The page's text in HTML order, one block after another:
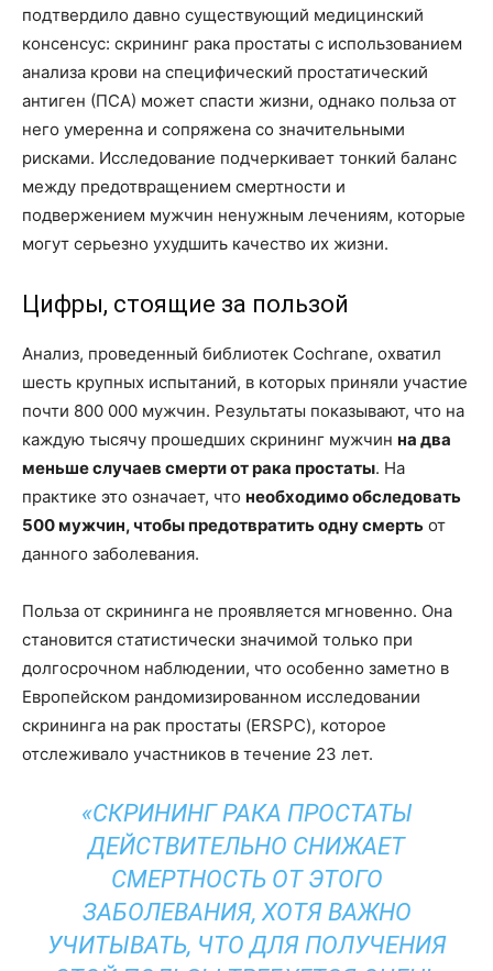
подтвердило давно существующий медицинский
консенсус: скрининг рака простаты с использованием
анализа крови на специфический простатический
антиген (ПСА) может спасти жизни, однако польза от
него умеренна и сопряжена со значительными
рисками. Исследование подчеркивает тонкий баланс
между предотвращением смертности и
подвержением мужчин ненужным лечениям, которые
могут серьезно ухудшить качество их жизни.
Цифры, стоящие за пользой
Анализ, проведенный библиотек Cochrane, охватил
шесть крупных испытаний, в которых приняли участие
почти 800 000 мужчин. Результаты показывают, что на
каждую тысячу прошедших скрининг мужчин на два
меньше случаев смерти от рака простаты. На
практике это означает, что необходимо обследовать
500 мужчин, чтобы предотвратить одну смерть от
данного заболевания.
Польза от скрининга не проявляется мгновенно. Она
становится статистически значимой только при
долгосрочном наблюдении, что особенно заметно в
Европейском рандомизированном исследовании
скрининга на рак простаты (ERSPC), которое
отслеживало участников в течение 23 лет.
«СКРИНИНГ РАКА ПРОСТАТЫ
ДЕЙСТВИТЕЛЬНО СНИЖАЕТ
СМЕРТНОСТЬ ОТ ЭТОГО
ЗАБОЛЕВАНИЯ, ХОТЯ ВАЖНО
УЧИТЫВАТЬ, ЧТО ДЛЯ ПОЛУЧЕНИЯ